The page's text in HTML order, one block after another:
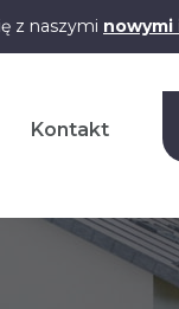
z naszymi nowymi
Kontakt